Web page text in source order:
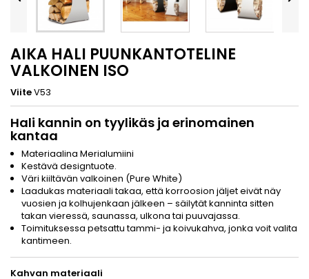
AIKA HALI PUUNKANTOTELINE
VALKOINEN ISO
ViiteV53
Hali kannin on tyylikäs ja erinomainen
kantaa
Materiaalina Merialumiini
Kestävä designtuote.
Väri kiiltävän valkoinen (Pure White)
Laadukas materiaali takaa, että korroosion jäljet eivät näy
vuosien ja kolhujenkaan jälkeen – säilytät kanninta sitten
takan vieressä, saunassa, ulkona tai puuvajassa.
Toimituksessa petsattu tammi- ja koivukahva, jonka voit valita
kantimeen.
Kahvan materiaali